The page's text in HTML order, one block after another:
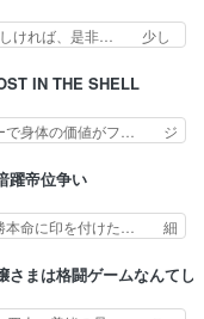
や替えが利くと復活P
wボア狩り… 先生として
今回みた… 4人だけでサ
い… ちょっと年齢の事
… ベリルの母もやはり
しければ、是非… 少し
ぎる笑あお… 私にとっ
葉巻シー… やはりター
迫力が… “貧乏籤百連
… 2期入ってから地味
ートゥーア左遷によっ
感ある戦闘描写とギャ
IN THE SHELL
ーで身体の価値がフ… ジ
。この世界の… 原作読
、覚えてる… コイルの
トーの指導… やまとん1
だろう？… 日本とロシア
… 前回同様『イノセン
第５話「EPISODEラ
躍帝位争い
本命に印を付けた… 細
は最初から自分… プラネ
「騎士狩猟… 麦茶どこ
出涸らしぐ… 第５話を
さまは格闘ゲームなんてし